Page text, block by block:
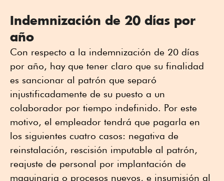
Indemnización de 20 días por
año
Con respecto a la indemnización de 20 días
por año, hay que tener claro que su finalidad
es sancionar al patrón que separó
injustificadamente de su puesto a un
colaborador por tiempo indefinido. Por este
motivo, el empleador tendrá que pagarla en
los siguientes cuatro casos: negativa de
reinstalación, rescisión imputable al patrón,
reajuste de personal por implantación de
maquinaria o procesos nuevos, e insumisión al